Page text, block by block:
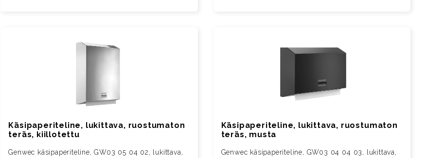
Käsipaperiteline, lukittava, ruostumaton
teräs, kiillotettu
Genwec käsipaperiteline, GW03 05 04 02, lukittava,
Käsipaperiteline, lukittava, ruostumaton
teräs, musta
Genwec käsipaperiteline, GW03 04 04 03, lukittava,